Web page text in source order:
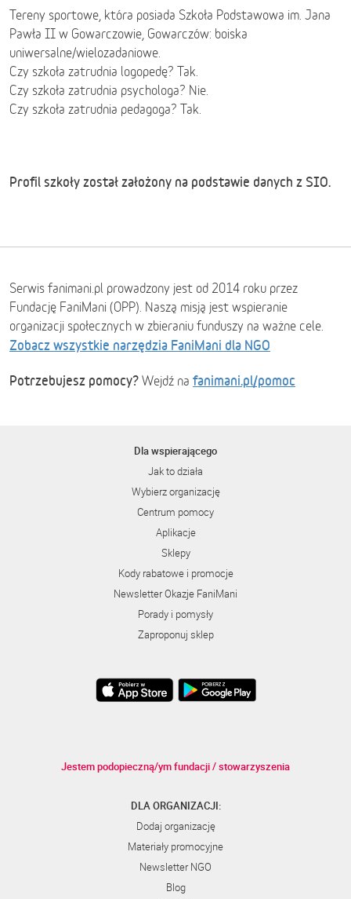
Tereny sportowe, która posiada Szkoła Podstawowa im. Jana
Pawła II w Gowarczowie, Gowarczów: boiska
uniwersalne/wielozadaniowe.
Czy szkoła zatrudnia logopedę? Tak.
Czy szkoła zatrudnia psychologa? Nie.
Czy szkoła zatrudnia pedagoga? Tak.
Profil szkoły został założony na podstawie danych z SIO.
Serwis fanimani.pl prowadzony jest od 2014 roku przez
Fundację FaniMani (OPP). Naszą misją jest wspieranie
organizacji społecznych w zbieraniu funduszy na ważne cele.
Zobacz wszystkie narzędzia FaniMani dla NGO
Potrzebujesz pomocy? Wejdź na fanimani.pl/pomoc
Dla wspierającego
Jak to działa
Wybierz organizację
Centrum pomocy
Aplikacje
Sklepy
Kody rabatowe i promocje
Newsletter Okazje FaniMani
Porady i pomysły
Zaproponuj sklep
Jestem podopieczną/ym fundacji / stowarzyszenia
DLA ORGANIZACJI:
Dodaj organizację
Materiały promocyjne
Newsletter NGO
Blog